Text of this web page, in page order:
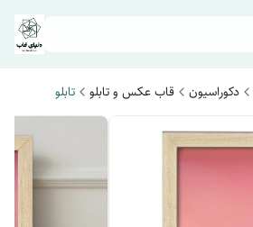
دکوراسیون قاب عکس و تابلو تابلو